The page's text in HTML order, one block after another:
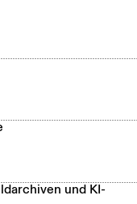
und KI-